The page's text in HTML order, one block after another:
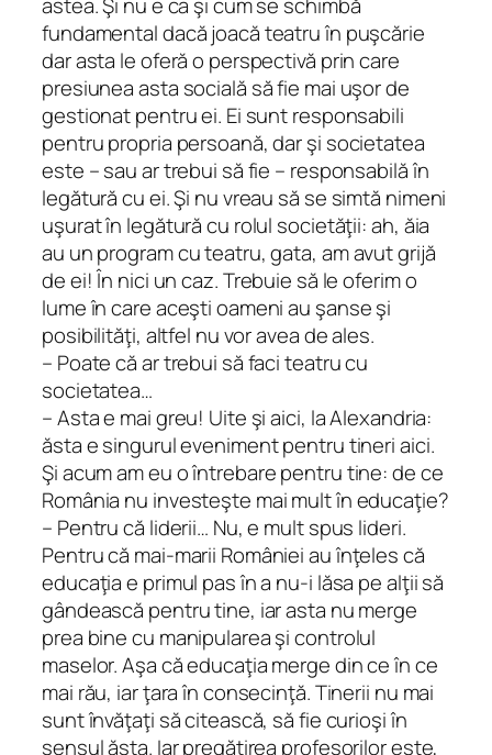
astea. Şi nu e ca şi cum se schimbă
fundamental dacă joacă teatru în puşcărie
dar asta le oferă o perspectivă prin care
presiunea asta socială să fie mai uşor de
gestionat pentru ei. Ei sunt responsabili
pentru propria persoană, dar şi societatea
este – sau ar trebui să fie – responsabilă în
legătură cu ei. Şi nu vreau să se simtă nimeni
uşurat în legătură cu rolul societăţii:ah, ăia
au un program cu teatru, gata, am avut grijă
de ei! În nici un caz. Trebuie să le oferim o
lume în care aceşti oameni au şanse şi
posibilităţi, altfel nu vor avea de ales.
– Poate că ar trebui să faci teatru cu
societatea…
– Asta e mai greu! Uite şi aici, la Alexandria:
ăsta e singurul eveniment pentru tineri aici.
Şi acum am eu o întrebare pentru tine: de ce
România nu investeşte mai mult în educaţie?
– Pentru că liderii… Nu, e mult spus lideri.
Pentru că mai-marii României au înţeles că
educaţia e primul pas în a nu-i lăsa pe alţii să
gândească pentru tine, iar asta nu merge
prea bine cu manipularea şi controlul
maselor. Aşa că educaţia merge din ce în ce
mai rău, iar ţara în consecinţă. Tinerii nu mai
sunt învăţaţi să citească, să fie curioşi în
sensul ăsta. Iar pregătirea profesorilor este,